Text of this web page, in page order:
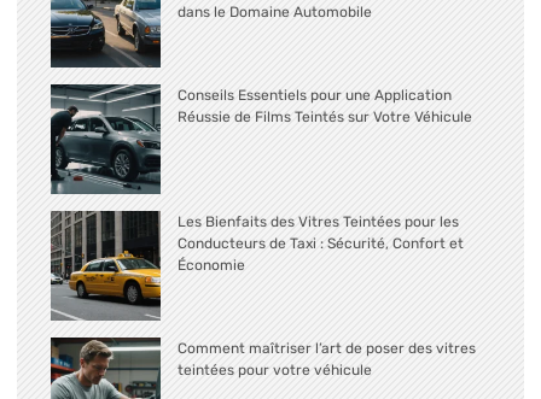
dans le Domaine Automobile
Conseils Essentiels pour une Application
Réussie de Films Teintés sur Votre Véhicule
Les Bienfaits des Vitres Teintées pour les
Conducteurs de Taxi : Sécurité, Confort et
Économie
Comment maîtriser l’art de poser des vitres
teintées pour votre véhicule